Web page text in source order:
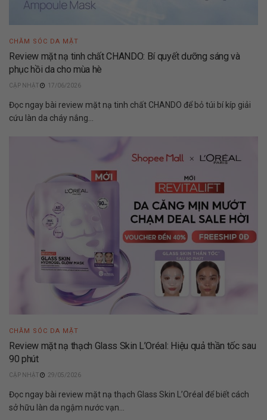
CHĂM SÓC DA MẶT
Review mặt nạ tinh chất CHANDO: Bí quyết dưỡng sáng và
phục hồi da cho mùa hè
17/06/2026
Đọc ngay bài review mặt nạ tinh chất CHANDO để bỏ túi bí kíp giải
cứu làn da cháy nắng...
CHĂM SÓC DA MẶT
Review mặt nạ thạch Glass Skin L’Oréal: Hiệu quả thần tốc sau
90 phút
29/05/2026
Đọc ngay bài review mặt nạ thạch Glass Skin L’Oréal để biết cách
sở hữu làn da ngậm nước vạn...